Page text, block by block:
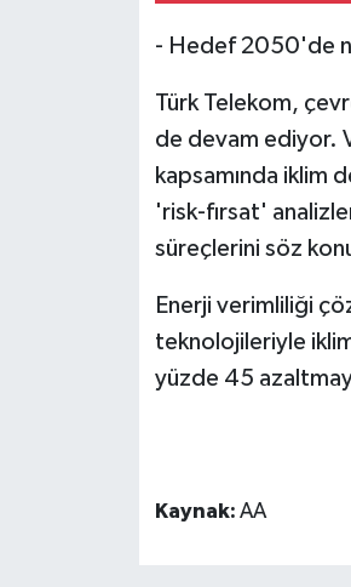
- Hedef 2050'de
Türk Telekom,
de devam ediyor.
kapsamında iklim
'risk-fırsat'
süreçlerini söz
Enerji verimliliği
teknolojileriyle
yüzde 45
Kaynak: AA